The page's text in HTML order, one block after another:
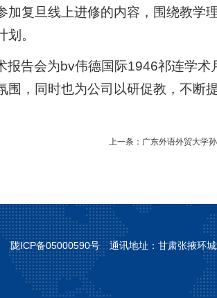
加复旦线上进修的内容，围绕教学
划。
报告会为bv伟德国际1946祁连学
围，同时也为公司以研促教，不断
上一条： 广东外语外贸大学
陇ICP备05000590号 通讯地址：甘肃张掖环